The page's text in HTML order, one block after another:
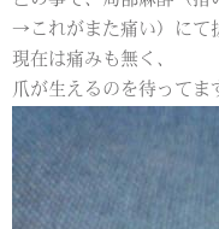
→これがまた痛い）にて
現在は痛みも無く、
爪が生えるのを待ってま